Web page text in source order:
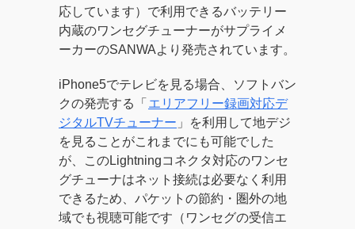
応しています）で利用できるバッテリー
内蔵のワンセグチューナーがサプライメ
ーカーのSANWAより発売されています。
iPhone5でテレビを見る場合、ソフトバン
クの発売する「 エリアフリー録画対応デ
ジタルTVチューナー 」を利用して地デジ
を見ることがこれまでにも可能でした
が、このLightningコネクタ対応のワンセ
グチューナはネット接続は必要なく利用
できるため、パケットの節約・圏外の地
域でも視聴可能です（ワンセグの受信エ